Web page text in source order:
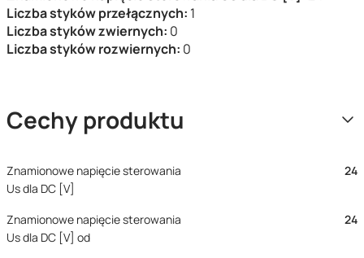
Liczba styków przełącznych: 1
Liczba styków zwiernych: 0
Liczba styków rozwiernych: 0
Cechy produktu
Znamionowe napięcie sterowania
Us dla DC [V]
24
Znamionowe napięcie sterowania
Us dla DC [V] od
24